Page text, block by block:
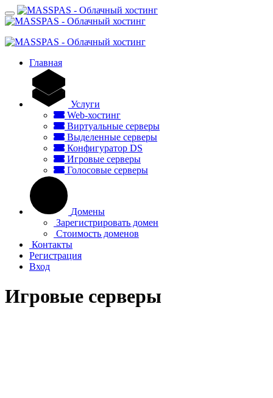
Главная
Услуги
Web-хостинг
Виртуальные серверы
Выделенные серверы
Конфигуратор DS
Игровые серверы
Голосовые серверы
Домены
Зарегистрировать домен
Стоимость доменов
Контакты
Регистрация
Вход
Игровые серверы